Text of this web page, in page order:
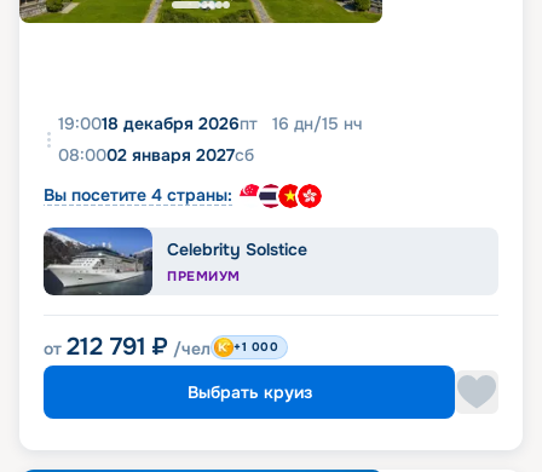
19:0018 декабря 2026пт 16 дн/15 нч
08:0002 января 2027сб
Вы посетите 4 страны:
Celebrity Solstice
ПРЕМИУМ
от 212 791 ₽ /чел +1 000
Выбрать круиз